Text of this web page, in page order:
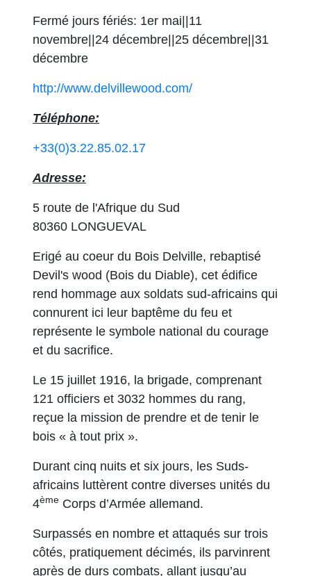
Fermé jours fériés: 1er mai||11
novembre||24 décembre||25 décembre||31
décembre
http://www.delvillewood.com/
Téléphone:
+33(0)3.22.85.02.17
Adresse:
5 route de l'Afrique du Sud
80360 LONGUEVAL
Erigé au coeur du Bois Delville, rebaptisé
Devil's wood (Bois du Diable), cet édifice
rend hommage aux soldats sud-africains qui
connurent ici leur baptême du feu et
représente le symbole national du courage
et du sacrifice.
Le 15 juillet 1916, la brigade, comprenant
121 officiers et 3032 hommes du rang,
reçue la mission de prendre et de tenir le
bois « à tout prix ».
Durant cinq nuits et six jours, les Suds-
africains luttèrent contre diverses unités du
4ème Corps d’Armée allemand.
Surpassés en nombre et attaqués sur trois
côtés, pratiquement décimés, ils parvinrent
après de durs combats, allant jusqu’au